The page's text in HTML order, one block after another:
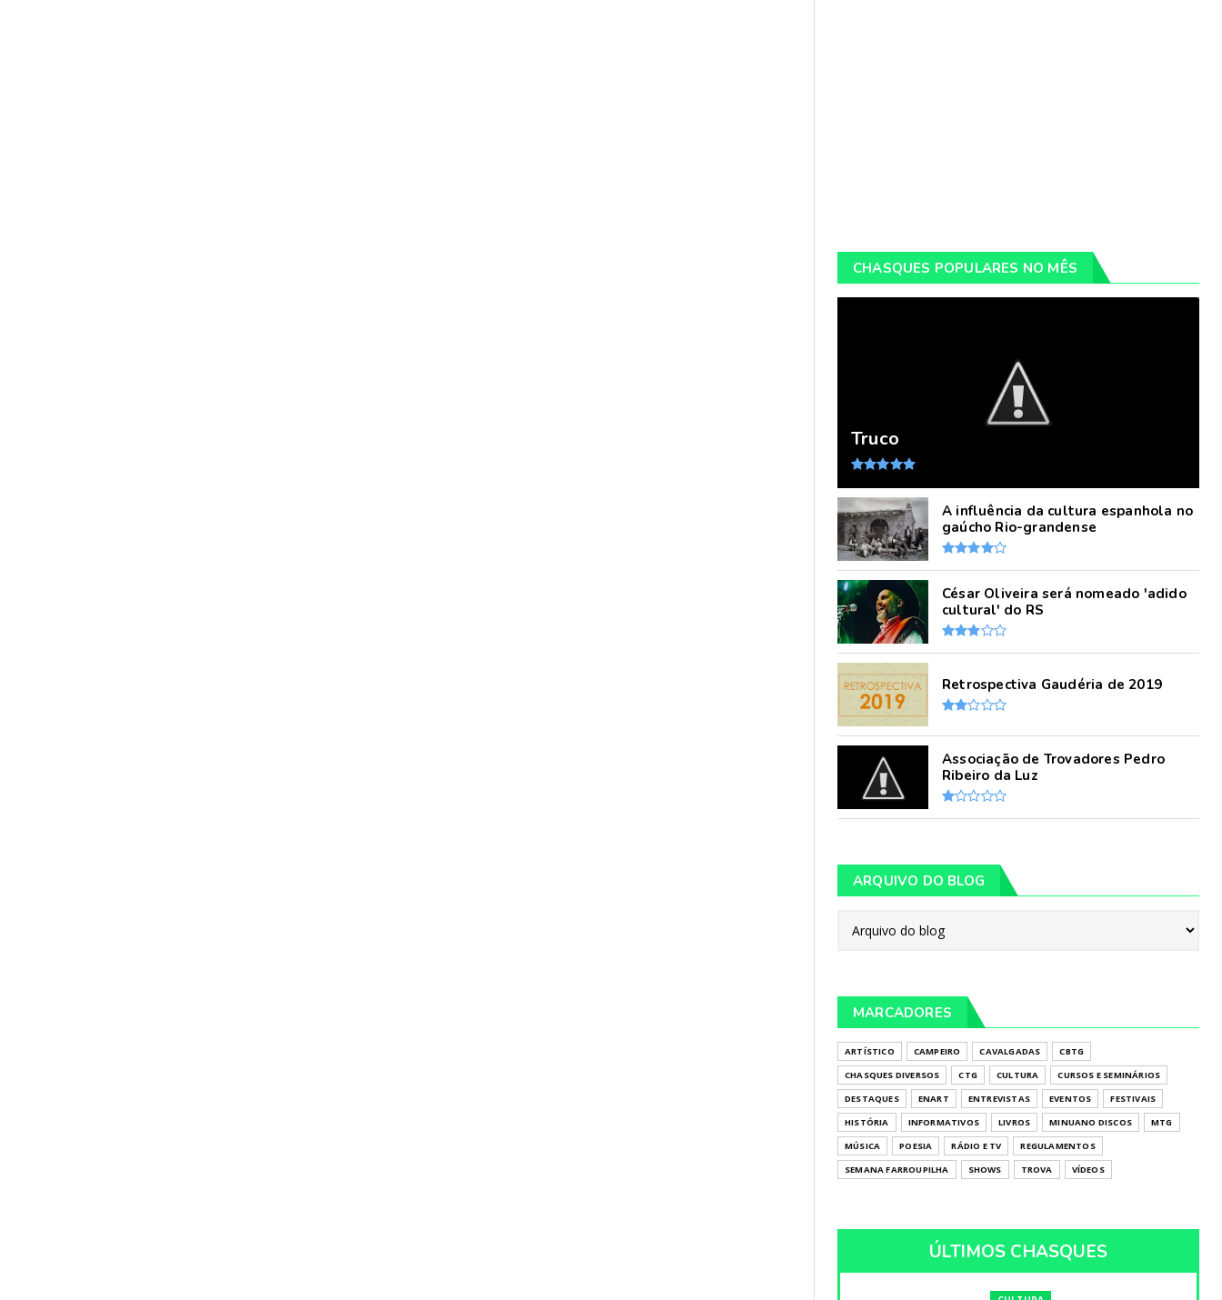
CHASQUES POPULARES NO MÊS
Truco
A influência da cultura espanhola no
gaúcho Rio-grandense
César Oliveira será nomeado 'adido
cultural' do RS
Retrospectiva Gaudéria de 2019
Associação de Trovadores Pedro
Ribeiro da Luz
ARQUIVO DO BLOG
MARCADORES
ARTÍSTICO CAMPEIRO CAVALGADAS
CBTG
CHASQUES DIVERSOS
CTG CULTURA
CURSOS E SEMINÁRIOS
DESTAQUES
ENART ENTREVISTAS EVENTOS
FESTIVAIS
HISTÓRIA
INFORMATIVOS LIVROS MINUANO DISCOS
MTG
MÚSICA
POESIA RÁDIO E TV
REGULAMENTOS
SEMANA FARROUPILHA
SHOWS TROVA VÍDEOS
ÚLTIMOS CHASQUES